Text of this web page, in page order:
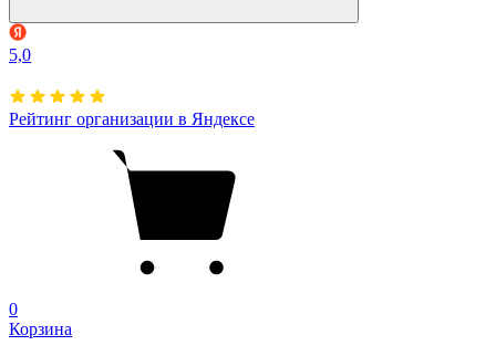
5,0
Рейтинг организации в Яндексе
0
Корзина